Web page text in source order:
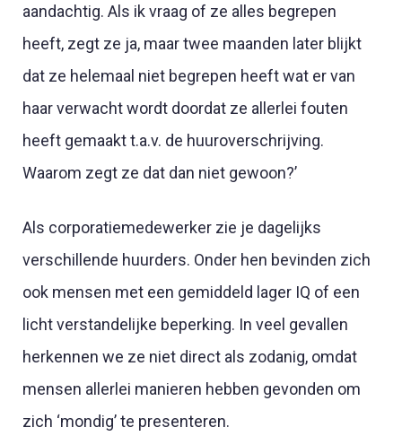
aandachtig. Als ik vraag of ze alles begrepen
heeft, zegt ze ja, maar twee maanden later blijkt
dat ze helemaal niet begrepen heeft wat er van
haar verwacht wordt doordat ze allerlei fouten
heeft gemaakt t.a.v. de huuroverschrijving.
Waarom zegt ze dat dan niet gewoon?’
Als corporatiemedewerker zie je dagelijks
verschillende huurders. Onder hen bevinden zich
ook mensen met een gemiddeld lager IQ of een
licht verstandelijke beperking. In veel gevallen
herkennen we ze niet direct als zodanig, omdat
mensen allerlei manieren hebben gevonden om
zich ‘mondig’ te presenteren.